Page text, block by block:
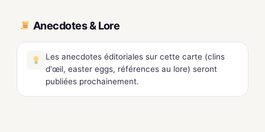
Anecdotes & Lore
Les anecdotes éditoriales sur cette carte (clins
d'œil, easter eggs, références au lore) seront
publiées prochainement.